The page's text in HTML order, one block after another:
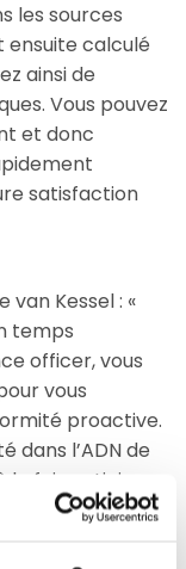
les sources
ensuite calculé
ainsi de
Vous pouvez
et donc
satisfaction
van Kessel : «
temps
officer, vous
vous
proactive.
dans l’ADN de
fois anticiper
de